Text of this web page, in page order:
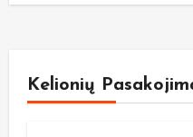
Kelionių